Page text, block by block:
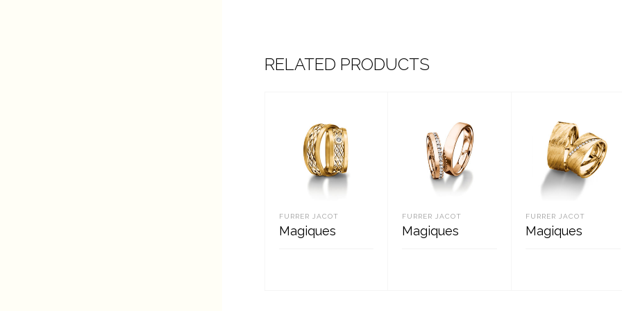
RELATED PRODUCTS
FURRER JACOT
Magiques
FURRER JACOT
Magiques
FURRER JACOT
Magiques